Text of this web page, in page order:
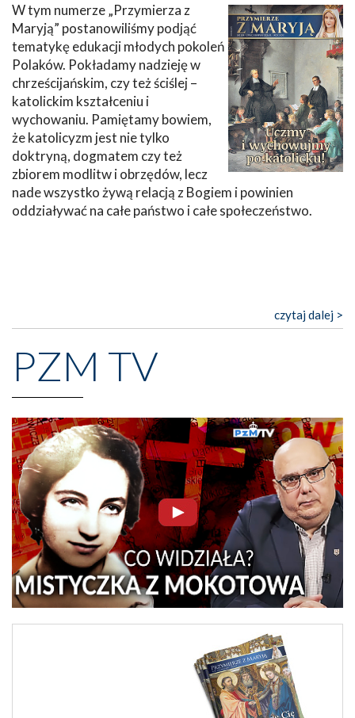
W tym numerze „Przymierza z
Maryją” postanowiliśmy podjąć
tematykę edukacji młodych pokoleń
Polaków. Pokładamy nadzieję w
chrześcijańskim, czy też ściślej –
katolickim kształceniu i
wychowaniu. Pamiętamy bowiem,
że katolicyzm jest nie tylko
doktryną, dogmatem czy też
zbiorem modlitw i obrzędów, lecz
nade wszystko żywą relacją z Bogiem i powinien
oddziaływać na całe państwo i całe społeczeństwo.
czytaj dalej >
PZM TV